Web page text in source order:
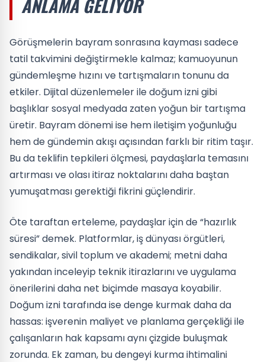
ANLAMA GELIYOR
Görüşmelerin bayram sonrasına kayması sadece
tatil takvimini değiştirmekle kalmaz; kamuoyunun
gündemleşme hızını ve tartışmaların tonunu da
etkiler. Dijital düzenlemeler ile doğum izni gibi
başlıklar sosyal medyada zaten yoğun bir tartışma
üretir. Bayram dönemi ise hem iletişim yoğunluğu
hem de gündemin akışı açısından farklı bir ritim taşır.
Bu da teklifin tepkileri ölçmesi, paydaşlarla temasını
artırması ve olası itiraz noktalarını daha baştan
yumuşatması gerektiği fikrini güçlendirir.
Öte taraftan erteleme, paydaşlar için de “hazırlık
süresi” demek. Platformlar, iş dünyası örgütleri,
sendikalar, sivil toplum ve akademi; metni daha
yakından inceleyip teknik itirazlarını ve uygulama
önerilerini daha net biçimde masaya koyabilir.
Doğum izni tarafında ise denge kurmak daha da
hassas: işverenin maliyet ve planlama gerçekliği ile
çalışanların hak kapsamı aynı çizgide buluşmak
zorunda. Ek zaman, bu dengeyi kurma ihtimalini